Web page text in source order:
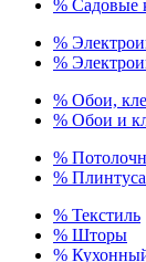
% Садовые
%
%
% Обои,
% Обои и
%
%
% Текстиль
% Шторы
%